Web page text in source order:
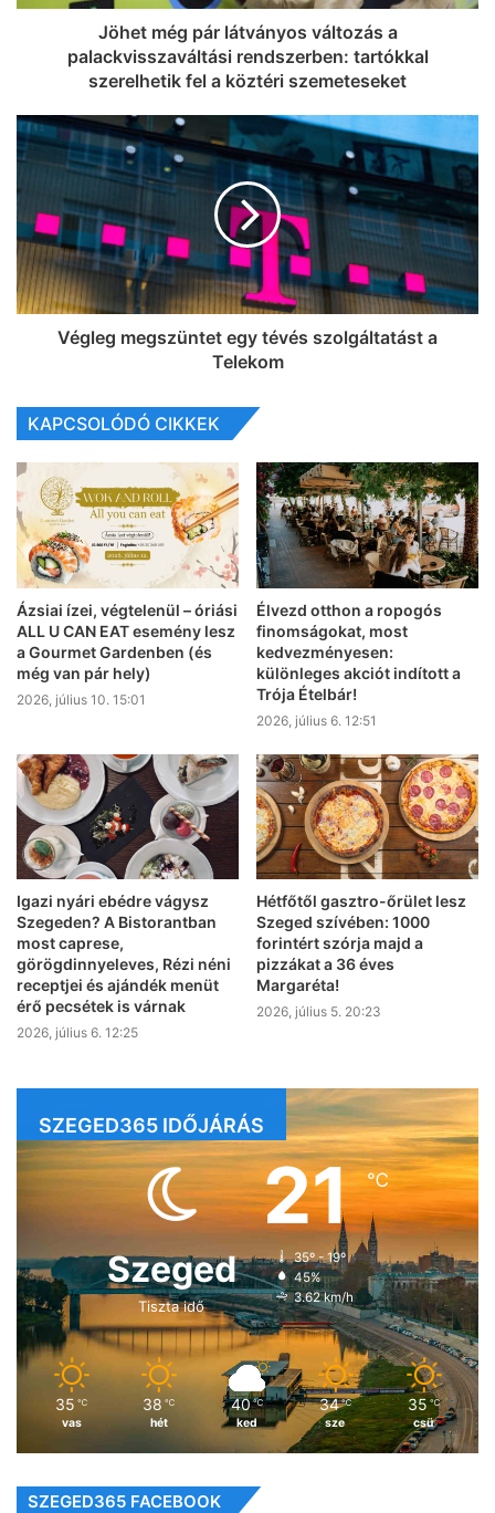
Jöhet még pár látványos változás a
palackvisszaváltási rendszerben: tartókkal
szerelhetik fel a köztéri szemeteseket
Végleg megszüntet egy tévés szolgáltatást a
Telekom
KAPCSOLÓDÓ CIKKEK
Ázsiai ízei, végtelenül – óriási
ALL U CAN EAT esemény lesz
a Gourmet Gardenben (és
még van pár hely)
2026, július 10. 15:01
Élvezd otthon a ropogós
finomságokat, most
kedvezményesen:
különleges akciót indított a
Trója Ételbár!
2026, július 6. 12:51
Igazi nyári ebédre vágysz
Szegeden? A Bistorantban
most caprese,
görögdinnyeleves, Rézi néni
receptjei és ajándék menüt
érő pecsétek is várnak
2026, július 6. 12:25
Hétfőtől gasztro-őrület lesz
Szeged szívében: 1000
forintért szórja majd a
pizzákat a 36 éves
Margaréta!
2026, július 5. 20:23
SZEGED365 IDŐJÁRÁS
Szeged
Tiszta idő
21℃
35º - 19º
45%
3.62 km/h
35 ℃
vas
38 ℃
hét
40 ℃
ked
34 ℃
sze
35 ℃
csü
SZEGED365 FACEBOOK